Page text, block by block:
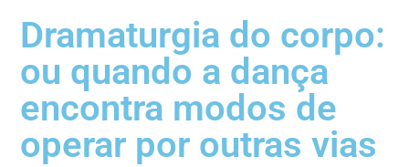
Dramaturgia do corpo:
ou quando a dança
encontra modos de
operar por outras vias